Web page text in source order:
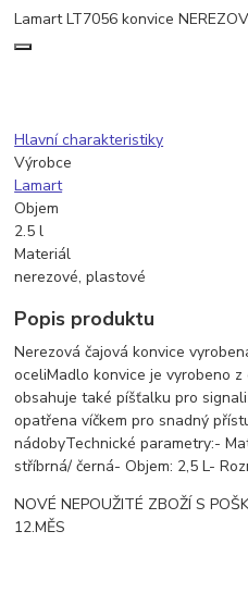
Lamart LT7056 konvice
Hlavní charakteristiky
Výrobce
Lamart
Objem
2.5 l
Materiál
nerezové, plastové
Popis produktu
Nerezová čajová konvice
oceliMadlo konvice je vyrobeno
obsahuje také píšťalku pro
opatřena víčkem pro snadný
nádobyTechnické parametry:-
stříbrná/ černá- Objem: 2,5 L-
NOVÉ NEPOUŽITÉ ZBOŽÍ S
12.MĚS